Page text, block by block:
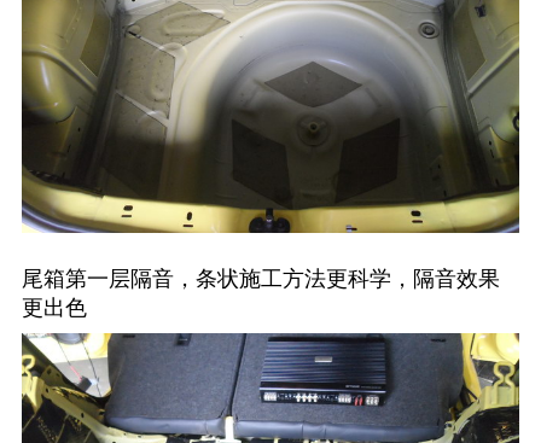
尾箱第一层隔音，条状施工方法更科学，隔音效果
更出色